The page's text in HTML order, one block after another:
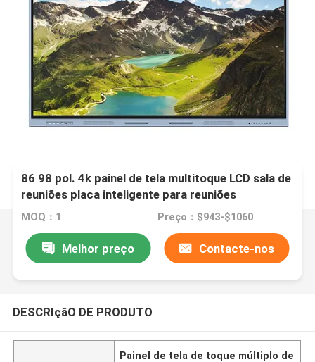
86 98 pol. 4k painel de tela multitoque LCD sala de
reuniões placa inteligente para reuniões
MOQ：1 Preço：$943-$1060
Melhor preço Contacte-nos
DESCRIçãO DE PRODUTO
Painel de tela de toque múltiplo de